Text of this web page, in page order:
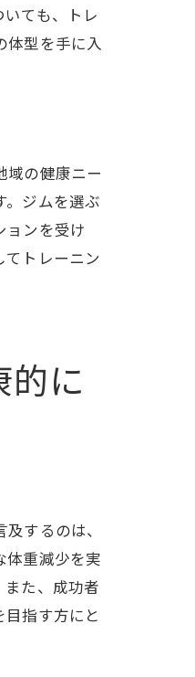
ても、トレ
体型を手に入
域の健康ニー
ジムを選ぶ
ョンを受け
トレーニン
に
するのは、
体重減少を実
た、成功者
指す方にと